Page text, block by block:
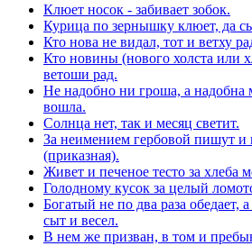
Клюет носок - забивает зобок.
Курица по зернышку клюет, да
Кто нова не видал, тот и ветху
Кто новины (нового холста или
ветоши рад.
Не надобно ни гроша, а
вошла.
Солнца нет, так и месяц светит.
За неимением гербовой пишут и
(приказная).
Живет и печеное тесто за хлеба
Голодному кусок за целый
Богатый не по два раза обедает,
сыт и весел.
В нем же призван, в том и